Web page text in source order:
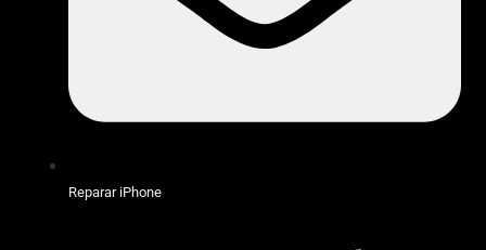
Reparar iPhone